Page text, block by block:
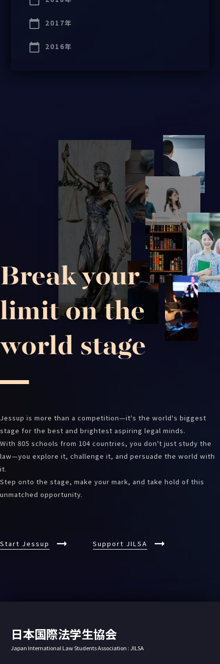
2017年
2016年
Break your
limit on the
world stage
Jessup is more than a competition—it's the world's biggest
stage for the best and brightest aspiring legal minds.
With 805 schools from 104 countries, you don't just study the
law—you explore it, challenge it, and persuade the world with
it.
Step onto the stage, make your mark, and take hold of this
unmatched opportunity.
Start Jessup Support JILSA
日本国際法学生協会
Japan International Law Students Association : JILSA